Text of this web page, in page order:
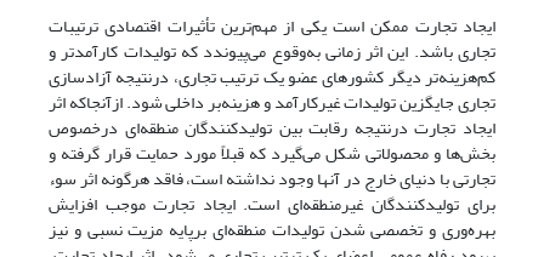
‌ایجاد تجارت ممکن است یکی از مهم‌ترین تأثیرات اقتصادی ترتیبات
تجاری باشد. این اثر زمانی به‌وقوع می‌پیوندد که تولیدات کارآمدتر و
کم‌هزینه‌تر دیگر کشورهای عضو یک ترتیب تجاری، درنتیجه آزادسازی
تجاری جایگزین تولیدات غیرکارآمد و هزینه‌بر داخلی شود. ازآنجا‌که اثر
ایجاد تجارت درنتیجه رقابت بین تولیدکنندگان منطقه‌ای درخصوص
بخش‌ها و محصولاتی شکل می‌گیرد که قبلاً مورد حمایت قرار گرفته و
تجارتی با دنیای خارج در آنها وجود نداشته است، فاقد هرگونه اثر سوء
برای تولیدکنندگان غیرمنطقه‌ای است. ایجاد تجارت موجب افزایش
بهره‌وری و تخصصی شدن تولیدات منطقه‌ای برپایه مزیت نسبی و نیز